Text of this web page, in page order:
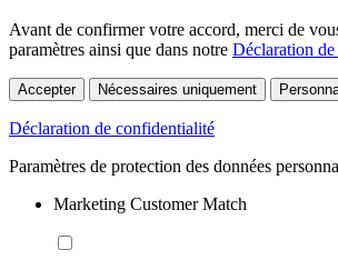
Avant de confirmer votre accord, merci de
paramètres ainsi que dans notre Déclaration
Accepter Nécessaires uniquement
Déclaration de confidentialité
Paramètres de protection des données
Marketing Customer Match